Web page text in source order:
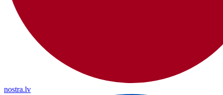
nostra.lv